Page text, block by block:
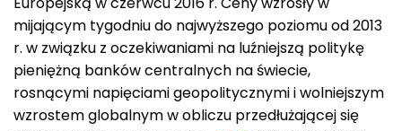
mijającym tygodniu do ​​najwyższego poziomu od 2013
r. w związku z oczekiwaniami na luźniejszą politykę
pieniężną banków centralnych na świecie,
rosnącymi napięciami geopolitycznymi i wolniejszym
wzrostem globalnym w obliczu przedłużającej się